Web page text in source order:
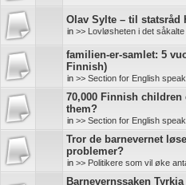
Olav Sylte – til statsråd
in >> Lovløsheten i det
familien-er-samlet: 5
Finnish)
in >> Section for English
70,000 Finnish
them?
in >> Section for English
Tror de barnevernet
problemer?
in >> Politikere som vil øke
Barnevernssaken Tyrkia